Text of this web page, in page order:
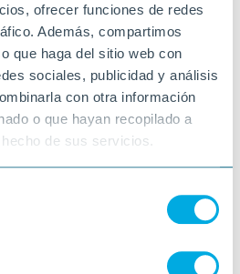
ofrecer funciones de redes
Además, compartimos
que haga del sitio web con
sociales, publicidad y análisis
con otra información
o que hayan recopilado a
de sus servicios.